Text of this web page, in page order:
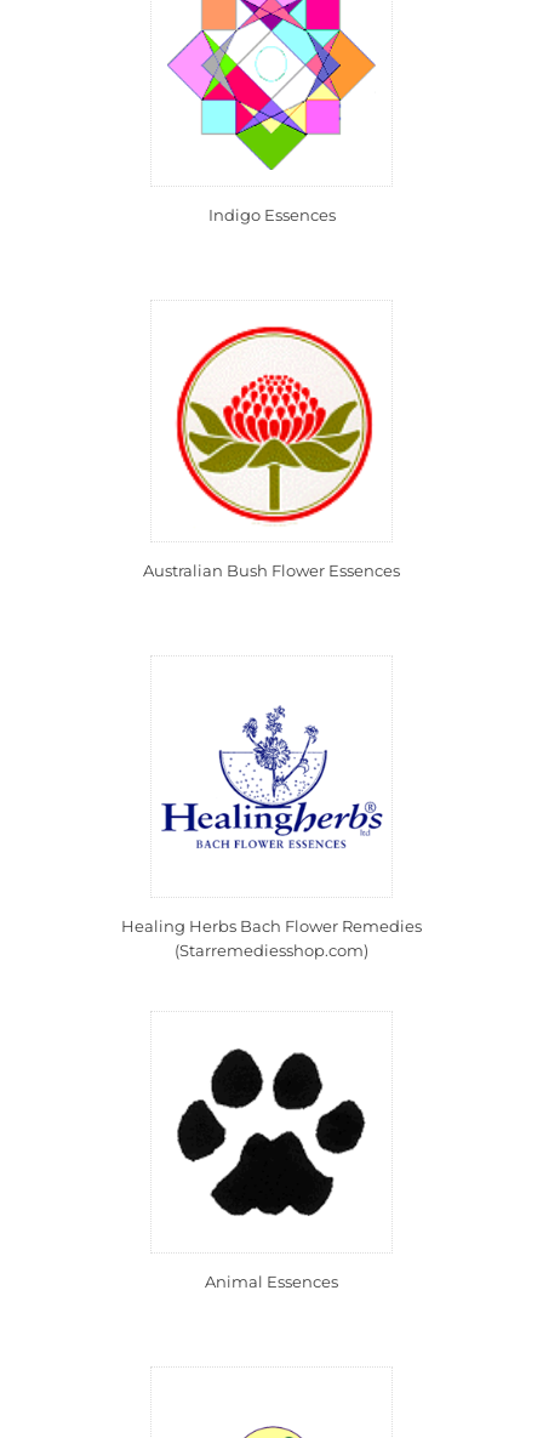
Indigo Essences
Australian Bush Flower Essences
Healing Herbs Bach Flower Remedies
(Starremediesshop.com)
Animal Essences